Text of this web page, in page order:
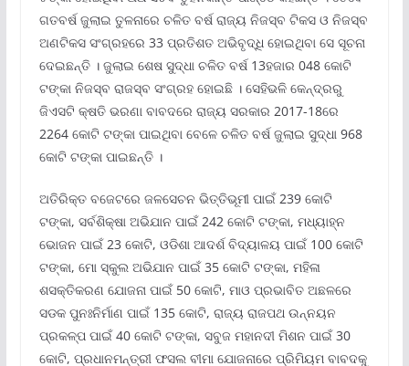
ଗତବର୍ଷ ଜୁଲାଇ ତୁଳନାରେ ଚଳିତ ବର୍ଷ ରାଜ୍ୟ ନିଜସ୍ବ ଟିକସ ଓ ନିଜସ୍ବ
ଅଣଟିକସ ସଂଗ୍ରହରେ 33 ପ୍ରତିଶତ ଅଭିବୃଦ୍ଧି ହୋଇଥିବା ସେ ସୂଚନା
ଦେଇଛନ୍ତି । ଜୁଲାଇ ଶେଷ ସୁଦ୍ଧା ଚଳିତ ବର୍ଷ 13ହଜାର 048 କୋଟି
ଟଙ୍କା ନିଜସ୍ବ ରାଜସ୍ବ ସଂଗ୍ରହ ହୋଇଛି । ସେହିଭଳି କେନ୍ଦ୍ରରୁ
ଜିଏସଟି କ୍ଷତି ଭରଣା ବାବଦରେ ରାଜ୍ୟ ସରକାର 2017-18ରେ
2264 କୋଟି ଟଙ୍କା ପାଇଥିବା ବେଳେ ଚଳିତ ବର୍ଷ ଜୁଲାଇ ସୁଦ୍ଧା 968
କୋଟି ଟଙ୍କା ପାଇଛନ୍ତି ।
ଅତିରିକ୍ତ ବଜେଟରେ ଜଳସେଚନ ଭିତ୍ତିଭୂମୀ ପାଇଁ 239 କୋଟି
ଟଙ୍କା, ସର୍ବଶିକ୍ଷା ଅଭିଯାନ ପାଇଁ 242 କୋଟି ଟଙ୍କା, ମଧ୍ୟାହ୍ନ
ଭୋଜନ ପାଇଁ 23 କୋଟି, ଓଡିଶା ଆଦର୍ଶ ବିଦ୍ୟାଳୟ ପାଇଁ 100 କୋଟି
ଟଙ୍କା, ମୋ ସ୍କୁଲ ଅଭିଯାନ ପାଇଁ 35 କୋଟି ଟଙ୍କା, ମହିଳା
ଶସକ୍ତିକରଣ ଯୋଜନା ପାଇଁ 50 କୋଟି, ମାଓ ପ୍ରଭାବିତ ଅଛଳରେ
ସଡକ ପୁନଃନିର୍ମାଣ ପାଇଁ 135 କୋଟି, ରାଜ୍ୟ ରାଜପଥ ଉନ୍ନୟନ
ପ୍ରକଳ୍ପ ପାଇଁ 40 କୋଟି ଟଙ୍କା, ସବୁଜ ମହାନଦୀ ମିଶନ ପାଇଁ 30
କୋଟି, ପ୍ରଧାନମନ୍ତ୍ରୀ ଫସଲ ବୀମା ଯୋଜନାରେ ପ୍ରିମିୟମ ବାବଦକୁ